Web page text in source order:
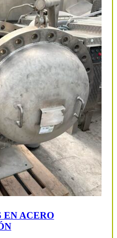
EN ACERO